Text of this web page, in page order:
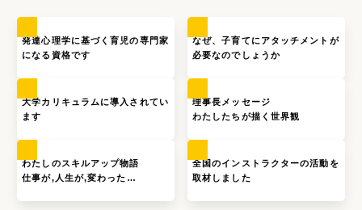
発達心理学に基づく育児の専門家
になる資格です
なぜ、子育てにアタッチメントが
必要なのでしょうか
大学カリキュラムに導入されてい
ます
理事長メッセージ
わたしたちが描く世界観
わたしのスキルアップ物語
仕事が,人生が,変わった…
全国のインストラクターの活動を
取材しました